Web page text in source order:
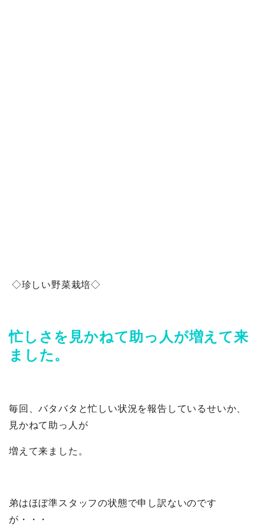
◇珍しい野菜栽培◇
忙しさを見かねて助っ人が増えて来
ました。
毎回、バタバタと忙しい状況を報告しているせいか、
見かねて助っ人が
増えて来ました。
弟はほぼ準スタッフの状態で申し訳ないのです
が・・・